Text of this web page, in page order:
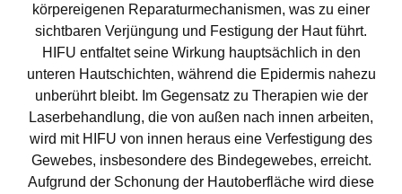
körpereigenen Reparaturmechanismen, was zu einer
sichtbaren Verjüngung und Festigung der Haut führt.
HIFU entfaltet seine Wirkung hauptsächlich in den
unteren Hautschichten, während die Epidermis nahezu
unberührt bleibt. Im Gegensatz zu Therapien wie der
Laserbehandlung, die von außen nach innen arbeiten,
wird mit HIFU von innen heraus eine Verfestigung des
Gewebes, insbesondere des Bindegewebes, erreicht.
Aufgrund der Schonung der Hautoberfläche wird diese